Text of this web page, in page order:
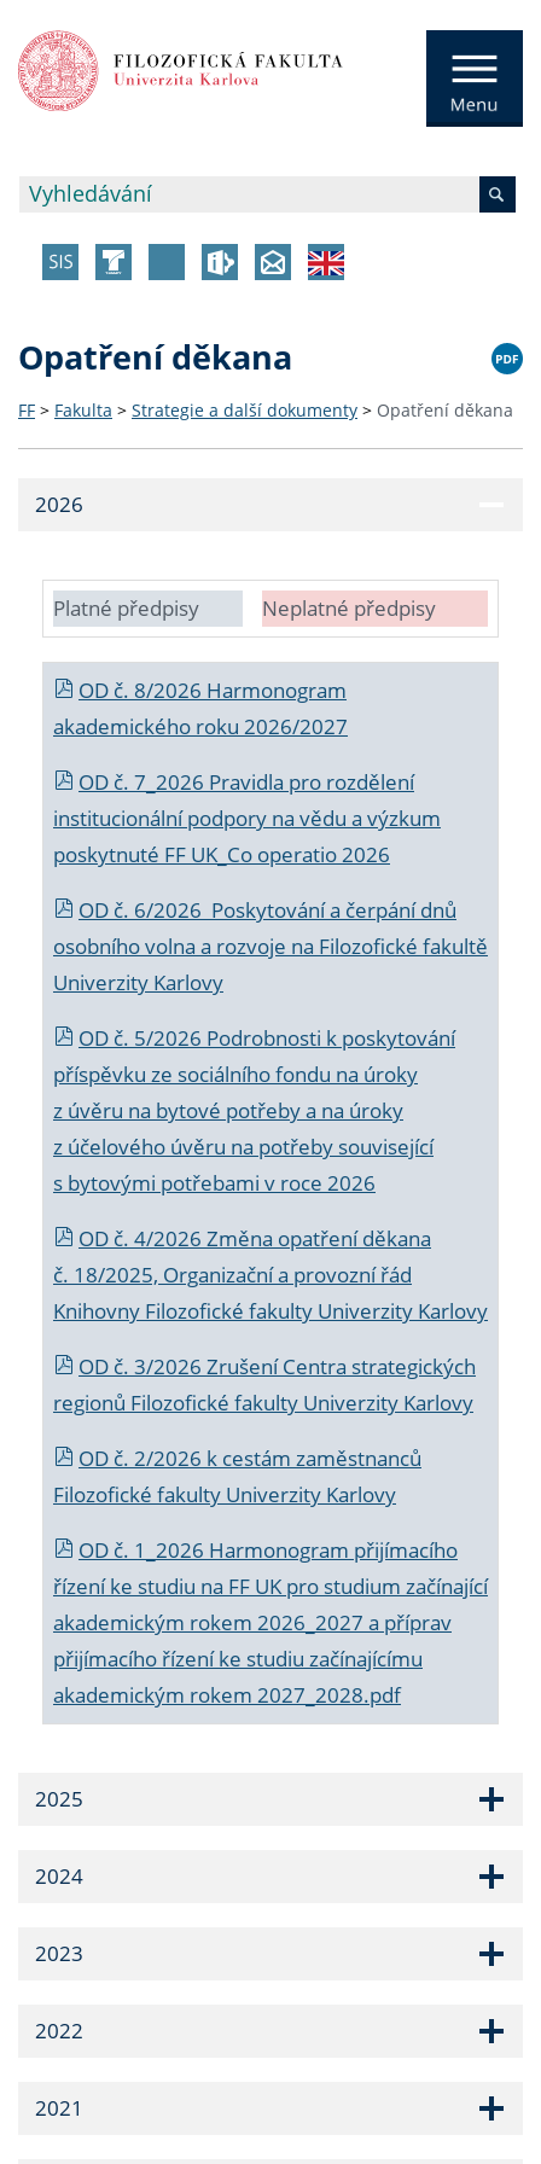
Opatření děkana
FF > Fakulta > Strategie a další dokumenty > Opatření děkana
2026
Platné předpisy Neplatné předpisy
OD č. 8/2026 Harmonogram
akademického roku 2026/2027
OD č. 7_2026 Pravidla pro rozdělení
institucionální podpory na vědu a výzkum
poskytnuté FF UK_Co operatio 2026
OD č. 6/2026 Poskytování a čerpání dnů
osobního volna a rozvoje na Filozofické fakultě
Univerzity Karlovy
OD č. 5/2026 Podrobnosti k poskytování
příspěvku ze sociálního fondu na úroky
z úvěru na bytové potřeby a na úroky
z účelového úvěru na potřeby související
s bytovými potřebami v roce 2026
OD č. 4/2026 Změna opatření děkana
č. 18/2025, Organizační a provozní řád
Knihovny Filozofické fakulty Univerzity Karlovy
OD č. 3/2026 Zrušení Centra strategických
regionů Filozofické fakulty Univerzity Karlovy
OD č. 2/2026 k cestám zaměstnanců
Filozofické fakulty Univerzity Karlovy
OD č. 1_2026 Harmonogram přijímacího
řízení ke studiu na FF UK pro studium začínající
akademickým rokem 2026_2027 a příprav
přijímacího řízení ke studiu začínajícímu
akademickým rokem 2027_2028.pdf
2025
2024
2023
2022
2021